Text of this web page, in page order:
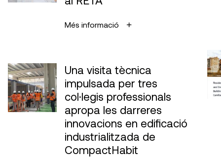
Més informació
Una visita tècnica
impulsada per tres
col·legis professionals
apropa les darreres
innovacions en edificació
industrialitzada de
CompactHabit